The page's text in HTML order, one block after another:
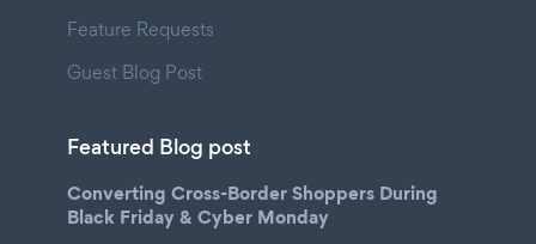
Feature Requests
Guest Blog Post
Featured Blog post
Converting Cross-Border Shoppers During
Black Friday & Cyber Monday